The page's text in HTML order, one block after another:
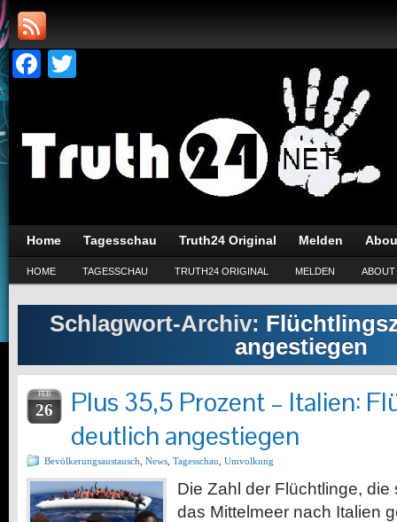
Facebook
Home Tagesschau Truth24 Original Melden
HOME TAGESSCHAU TRUTH24 ORIGINAL MELDEN ABOUT
Schlagwort-Archiv:
angestiegen
FEB
26
Plus 35,5 Prozent – Italien:
deutlich angestiegen
Bevölkerungsaustausch News Tagesschau Umvolkung
Die Zahl der Flüchtlinge,
das Mittelmeer nach Italien